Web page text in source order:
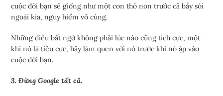
cuộc đời bạn sẽ giống như một con thỏ non trước cả bầy sói
ngoài kia, nguy hiểm vô cùng.
Những điều bất ngờ không phải lúc nào cũng tích cực, một
khi nó là tiêu cực, hãy làm quen với nó trước khi nó ập vào
cuộc đời bạn.
3. Đừng Google tất cả.